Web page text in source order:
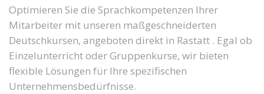
Optimieren Sie die Sprachkompetenzen Ihrer
Mitarbeiter mit unseren maßgeschneiderten
Deutschkursen, angeboten direkt in Rastatt . Egal ob
Einzelunterricht oder Gruppenkurse, wir bieten
flexible Lösungen für Ihre spezifischen
Unternehmensbedürfnisse.